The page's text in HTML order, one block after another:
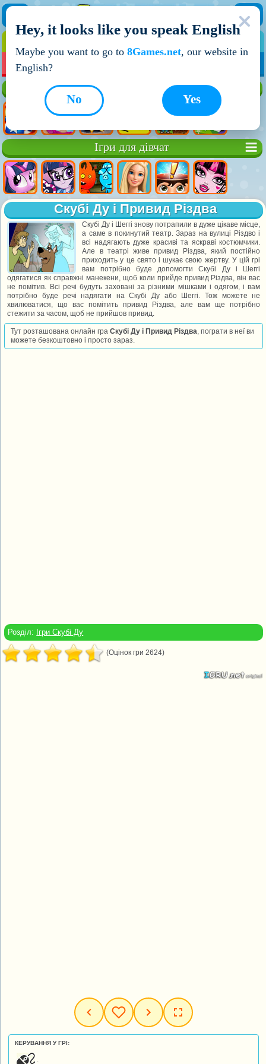
НОВІ ІГРИ
Ігри для дівчат
Скубі Ду і Привид Різдва
Скубі Ду і Шеггі знову потрапили в дуже цікаве місце,
а саме в покинутий театр. Зараз на вулиці Різдво і
всі надягають дуже красиві та яскраві костюмчики.
Але в театрі живе привид Різдва, який постійно
приходить у це свято і шукає свою жертву. У цій грі
вам потрібно буде допомогти Скубі Ду і Шеггі
одягатися як справжні манекени, щоб коли прийде привид Різдва, він вас
не помітив. Всі речі будуть заховані за різними мішками і одягом, і вам
потрібно буде речі надягати на Скубі Ду або Шеггі. Тож можете не
хвилюватися, що вас помітить привид Різдва, але вам ще потрібно
стежити за часом, щоб не прийшов привид.
Тут розташована онлайн граСкубі Ду і Привид Різдва, пограти в неї ви
можете безкоштовно і просто зараз.
Розділ: Ігри Скубі Ду
(Оцінок гри 2624)
КЕРУВАННЯ У ГРІ:
Hey, it looks like you speak English
Maybe you want to go to 8Games.net, our website in
English?
Yes
No